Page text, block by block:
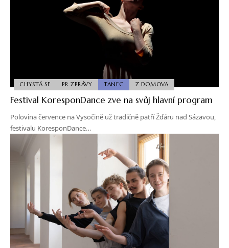
CHYSTÁ SE PR ZPRÁVY TANEC Z DOMOVA
Festival KoresponDance zve na svůj hlavní program
Polovina července na Vysočině už tradičně patří Žďáru nad Sázavou,
festivalu KoresponDance…